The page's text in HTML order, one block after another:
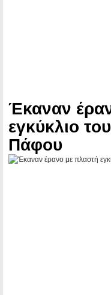
Έκαναν
εγκύκλιο
Πάφου